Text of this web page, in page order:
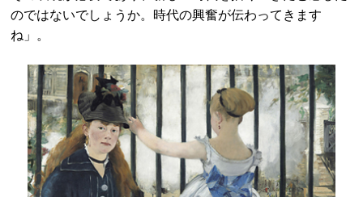
のではないでしょうか。時代の興奮が伝わってきます
ね」。